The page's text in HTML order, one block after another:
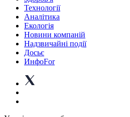
Технології
Аналітика
Екологія
Новини компаній
Надзвичайні події
Досьє
ИнфоFor